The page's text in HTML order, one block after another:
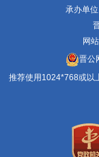
承办单
网
晋公
推荐使用1024*768或以